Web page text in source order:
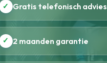
✓ Gratis telefonisch advies
✓ 2 maanden garantie